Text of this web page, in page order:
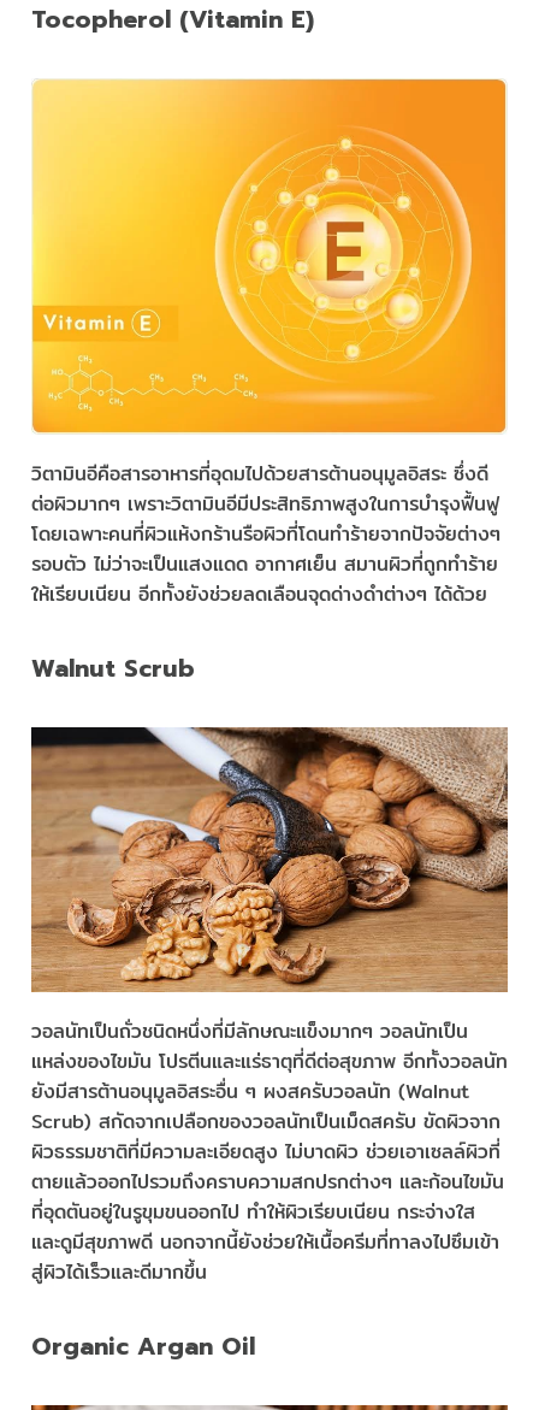
Tocopherol (Vitamin E)
วิตามินอีคือสารอาหารที่อุดมไปด้วยสารต้านอนุมูลอิสระ ซึ่งดี
ต่อผิวมากๆ เพราะวิตามินอีมีประสิทธิภาพสูงในการบำรุงฟื้นฟู
โดยเฉพาะคนที่ผิวแห้งกร้านรือผิวที่โดนทำร้ายจากปัจจัยต่างๆ
รอบตัว ไม่ว่าจะเป็นแสงแดด อากาศเย็น สมานผิวที่ถูกทำร้าย
ให้เรียบเนียน อีกทั้งยังช่วยลดเลือนจุดด่างดำต่างๆ ได้ด้วย
Walnut Scrub
วอลนัทเป็นถั่วชนิดหนึ่งที่มีลักษณะแข็งมากๆ วอลนัทเป็น
แหล่งของไขมัน โปรตีนและแร่ธาตุที่ดีต่อสุขภาพ อีกทั้งวอลนัท
ยังมีสารต้านอนุมูลอิสระอื่น ๆ ผงสครับวอลนัท (Walnut
Scrub) สกัดจากเปลือกของวอลนัทเป็นเม็ดสครับ ขัดผิวจาก
ผิวธรรมชาติที่มีความละเอียดสูง ไม่บาดผิว ช่วยเอาเซลล์ผิวที่
ตายแล้วออกไปรวมถึงคราบความสกปรกต่างๆ และก้อนไขมัน
ที่อุดตันอยู่ในรูขุมขนออกไป ทำให้ผิวเรียบเนียน กระจ่างใส
และดูมีสุขภาพดี นอกจากนี้ยังช่วยให้เนื้อครีมที่ทาลงไปซึมเข้า
สู่ผิวได้เร็วและดีมากขึ้น
Organic Argan Oil